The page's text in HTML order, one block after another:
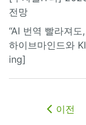
전망
“AI 번역 빨라져
하이브마인드와
ing]
이전